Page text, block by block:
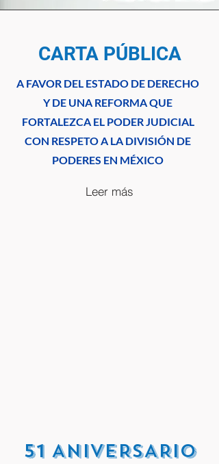
CARTA PÚBLICA
A FAVOR DEL ESTADO DE DERECHO
Y DE UNA REFORMA QUE
FORTALEZCA EL PODER JUDICIAL
CON RESPETO A LA DIVISIÓN DE
PODERES EN MÉXICO
Leer más
51 ANIVERSARIO